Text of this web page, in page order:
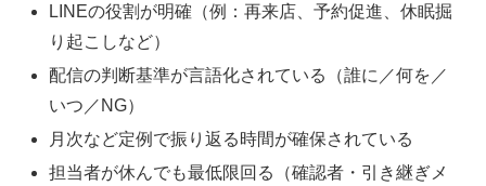
LINEの役割が明確（例：再来店、予約促進、休眠掘
り起こしなど）
配信の判断基準が言語化されている（誰に／何を／
いつ／NG）
月次など定例で振り返る時間が確保されている
担当者が休んでも最低限回る（確認者・引き継ぎメ